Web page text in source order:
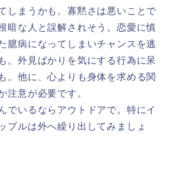
しまうかも。寡黙さは悪いことで
暗な人と誤解されそう。恋愛に慎
臆病になってしまいチャンスを逃
。外見ばかりを気にする行為に呆
。他に、心よりも身体を求める関
注意が必要です。
でいるならアウトドアで。特にイ
プルは外へ繰り出してみましょ